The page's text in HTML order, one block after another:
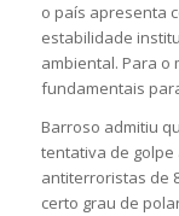
o país apresenta
estabilidade
ambiental. Para o
fundamentais
Barroso admitiu
tentativa de golpe
antiterroristas de
certo grau de